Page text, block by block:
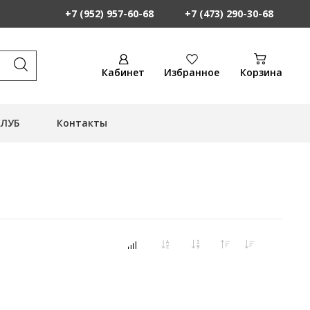
+7 (952) 957-60-68 +7 (473) 290-30-68
Кабинет Избранное Корзина
Контакты